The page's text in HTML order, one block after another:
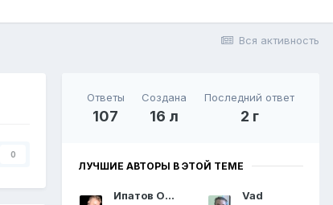
Вся активность
0
Ответы
107
Создана
16 л
Последний ответ
2 г
ЛУЧШИЕ АВТОРЫ В ЭТОЙ ТЕМЕ
Ипатов О.Ю.
Vad